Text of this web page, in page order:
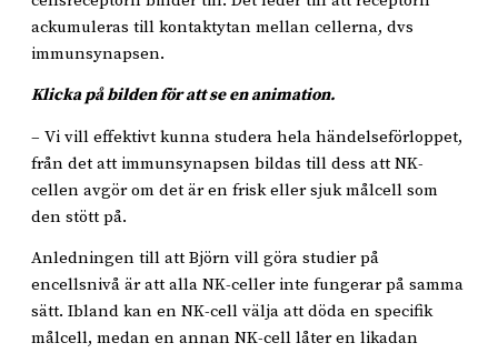
ackumuleras till kontaktytan mellan cellerna, dvs
immunsynapsen.
Klicka på bilden för att se en animation.
– Vi vill effektivt kunna studera hela händelseförloppet,
från det att immunsynapsen bildas till dess att NK-
cellen avgör om det är en frisk eller sjuk målcell som
den stött på.
Anledningen till att Björn vill göra studier på
encellsnivå är att alla NK-celler inte fungerar på samma
sätt. Ibland kan en NK-cell välja att döda en specifik
målcell, medan en annan NK-cell låter en likadan